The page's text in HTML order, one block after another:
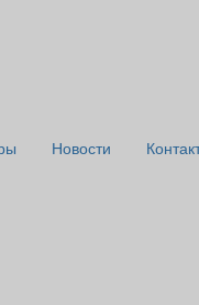
Новости